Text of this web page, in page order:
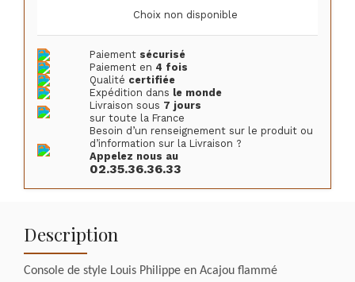
Choix non disponible
Paiement sécurisé
Paiement en 4 fois
Qualité certifiée
Expédition dans le monde
Livraison sous 7 jours
sur toute la France
Besoin d’un renseignement sur le produit ou
d’information sur la Livraison ?
Appelez nous au
02.35.36.36.33
Description
Console de style Louis Philippe en Acajou flammé